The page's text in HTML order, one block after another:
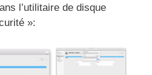
l’utilitaire de disque
»: